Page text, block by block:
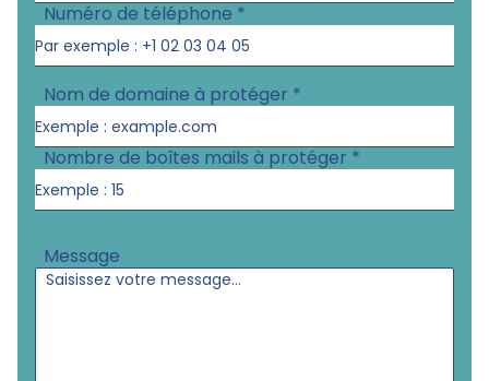
Numéro de téléphone *
Nom de domaine à protéger *
Nombre de boîtes mails à protéger *
Message